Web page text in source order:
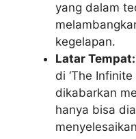
yang dalam
kegelapan.
Latar Tempat:
di ‘The
dikabarkan
hanya bisa